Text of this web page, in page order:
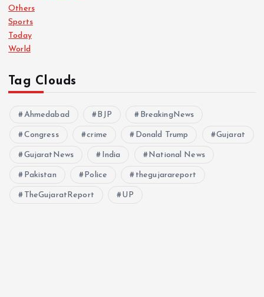
Others
Sports
Today
World
Tag Clouds
Ahmedabad BJP BreakingNews
Congress crime Donald Trump Gujarat
GujaratNews India National News
Pakistan Police thegujarareport
TheGujaratReport UP